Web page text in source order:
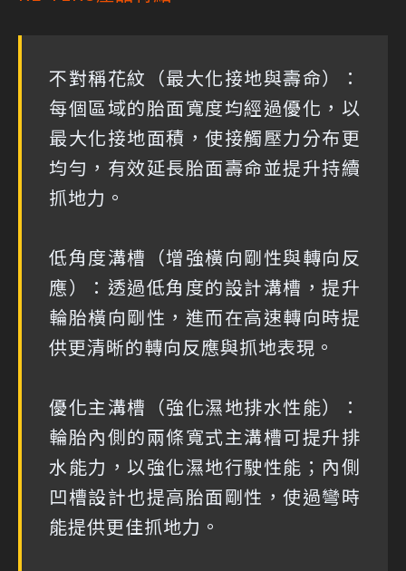
不對稱花紋（最大化接地與壽命）：
每個區域的胎面寬度均經過優化，以
最大化接地面積，使接觸壓力分布更
均勻，有效延長胎面壽命並提升持續
抓地力。
低角度溝槽（增強橫向剛性與轉向反
應）：透過低角度的設計溝槽，提升
輪胎橫向剛性，進而在高速轉向時提
供更清晰的轉向反應與抓地表現。
優化主溝槽（強化濕地排水性能）：
輪胎內側的兩條寬式主溝槽可提升排
水能力，以強化濕地行駛性能；內側
凹槽設計也提高胎面剛性，使過彎時
能提供更佳抓地力。